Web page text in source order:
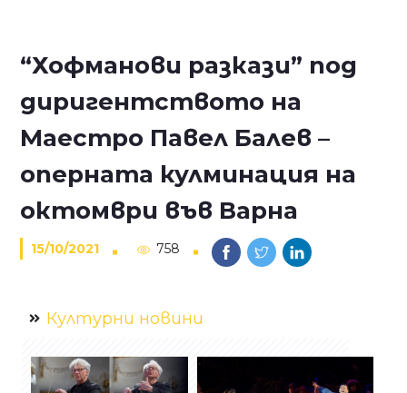
“Хофманови разкази” под
диригентството на
Маестро Павел Балев –
оперната кулминация на
октомври във Варна
15/10/2021 758
Културни новини